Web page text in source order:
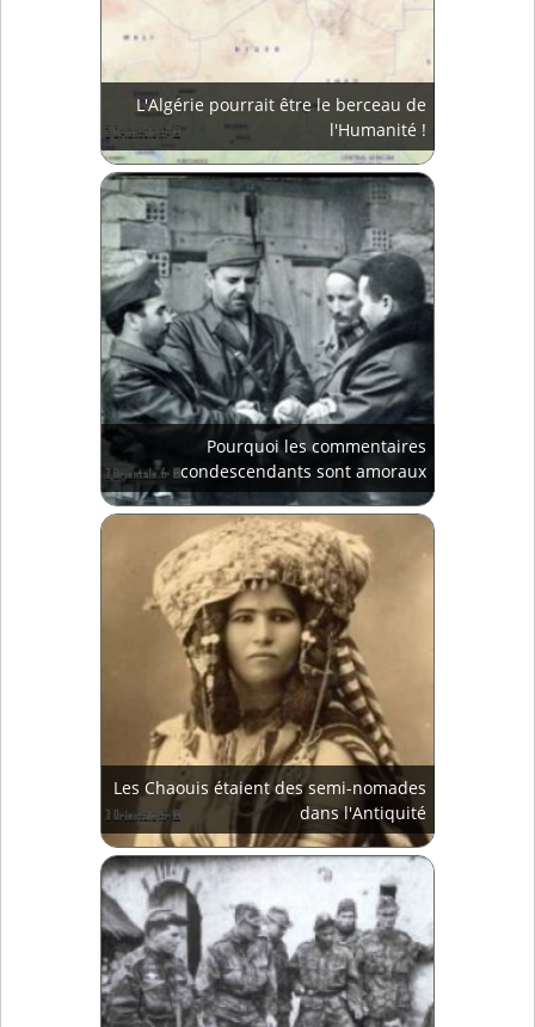
L'Algérie pourrait être le berceau de
l'Humanité !
Pourquoi les commentaires
condescendants sont amoraux
Les Chaouis étaient des semi-nomades
dans l'Antiquité